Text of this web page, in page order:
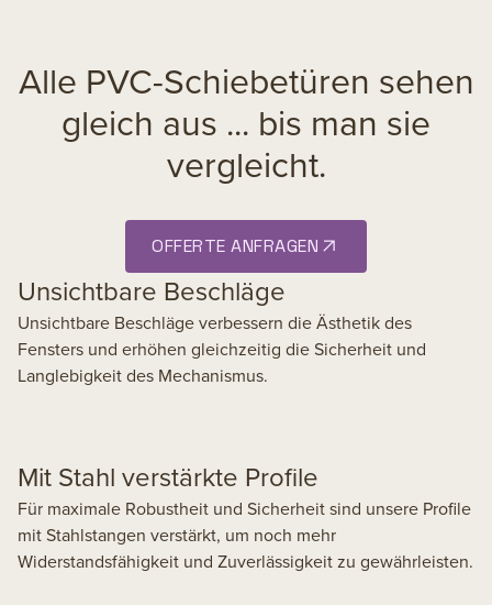
Alle PVC-Schiebetüren sehen
gleich aus ... bis man sie
vergleicht.
OFFERTE ANFRAGEN
Unsichtbare Beschläge
Unsichtbare Beschläge verbessern die Ästhetik des
Fensters und erhöhen gleichzeitig die Sicherheit und
Langlebigkeit des Mechanismus.
Mit Stahl verstärkte Profile
Für maximale Robustheit und Sicherheit sind unsere Profile
mit Stahlstangen verstärkt, um noch mehr
Widerstandsfähigkeit und Zuverlässigkeit zu gewährleisten.